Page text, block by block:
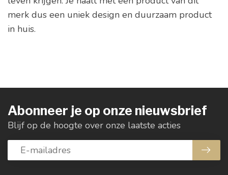
merk dus een uniek design en duurzaam product
in huis.
Abonneer je op onze nieuwsbrief
Blijf op de hoogte over onze laatste acties